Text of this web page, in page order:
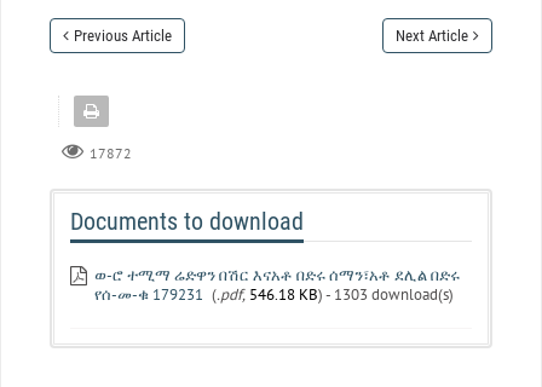
Previous Article Next Article
17872
Documents to download
ወ-ሮ ተሚማ ሬድዋን በሽር እናአቶ በድሩ ሰማን፣አቶ ደሊል በድሩ
የሰ-መ-ቁ 179231 (.pdf, 546.18 KB) - 1303 download(s)